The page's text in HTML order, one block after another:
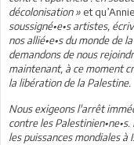
décolonisation » et
soussigné•e•s artistes,
nos allié•e•s du monde de
demandons de nous
maintenant, à ce moment
la libération de la Palestine.
Nous exigeons l'arrêt
contre les
les puissances mondiales